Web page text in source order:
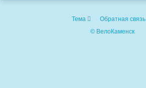
Тема
Обратная связь
© ВелоКаменск